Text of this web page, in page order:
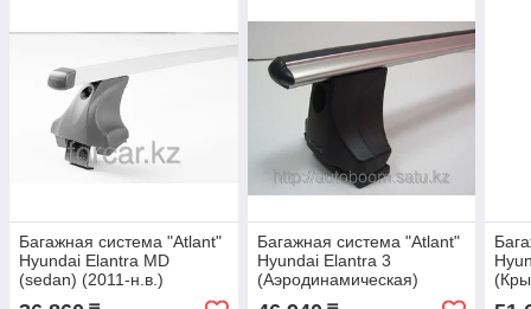
Багажная система "Atlant"
Hyundai Elantra MD
(sedan) (2011-н.в.)
(Прямоугольная)
Багажная система "Atlant"
Hyundai Elantra 3
(Аэродинамическая)